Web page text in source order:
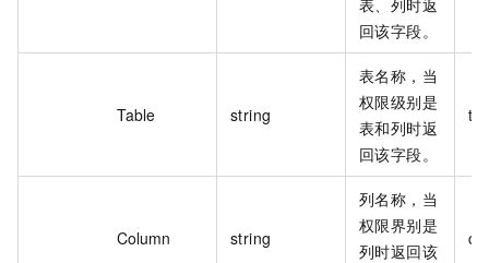
回该字段。
Table string
表名称，当
权限级别是
表和列时返
回该字段。
Column string
列名称，当
权限界别是
列时返回该